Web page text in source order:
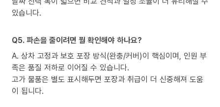
있습니다.
Q5. 파손을 줄이려면 뭘 확인해야 하나요?
A. 상차 고정과 보호 포장 방식(완충/커버)이 핵심이며, 인원 부
족은 품질 저하로 이어질 수 있습니다.
고가 물품은 별도 표시해두면 포장과 취급이 더 신중해져 도움
이 됩니다.